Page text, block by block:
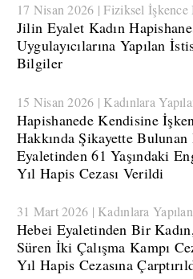
17 Nisan 2026 | Fiziksel İşkence
​Jilin Eyalet Kadın
Uygulayıcılarına Yapılan
Bilgiler
15 Nisan 2026 | Kadınlara
​Hapishanede Kendisine
Hakkında Şikayette
Eyaletinden 61 Yaşındaki
Yıl Hapis Cezası Verildi
31 Mart 2026 | Kadınlara
​Hebei Eyaletinden Bir
Süren İki Çalışma Kampı
Yıl Hapis Cezasına